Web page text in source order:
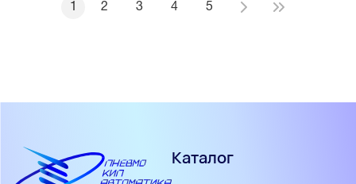
1 2 3 4 5
Каталог